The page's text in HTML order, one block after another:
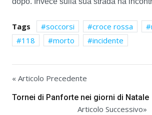
Tags soccorsi croce rossa
118
morto incidente
« Articolo Precedente
Tornei di Panforte nei giorni di Natale
Articolo Successivo»